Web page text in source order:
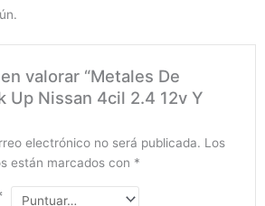
valorar “Metales De
Up Nissan 4cil 2.4 12v Y
electrónico no será publicada. Los
están marcados con *